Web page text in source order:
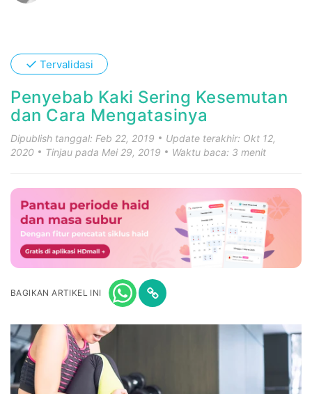
✓ Tervalidasi
Penyebab Kaki Sering Kesemutan
dan Cara Mengatasinya
Dipublish tanggal: Feb 22, 2019
Update terakhir: Okt 12,
2020
Tinjau pada Mei 29, 2019 Waktu baca: 3 menit
BAGIKAN ARTIKEL INI